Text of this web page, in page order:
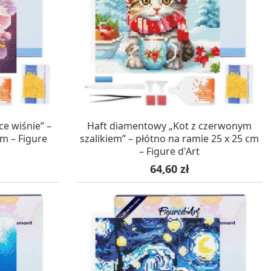
Zestawy do cyjanotypii
Akcesoria i narzędzia do cyjanotypii
Koraliki do prasowania
Techniki artystyczne – eksperymentalne
Zestawy doświadczalne i naukowe
Malowanie piaskiem (Sablimage)
Wydrapywanki
24H
wiśnie” –
– Figure
Haft diamentowy „Kot z czerwonym
szalikiem” – płótno na ramie 25 x 25 cm
– Figure d'Art
Cena
64,60 zł